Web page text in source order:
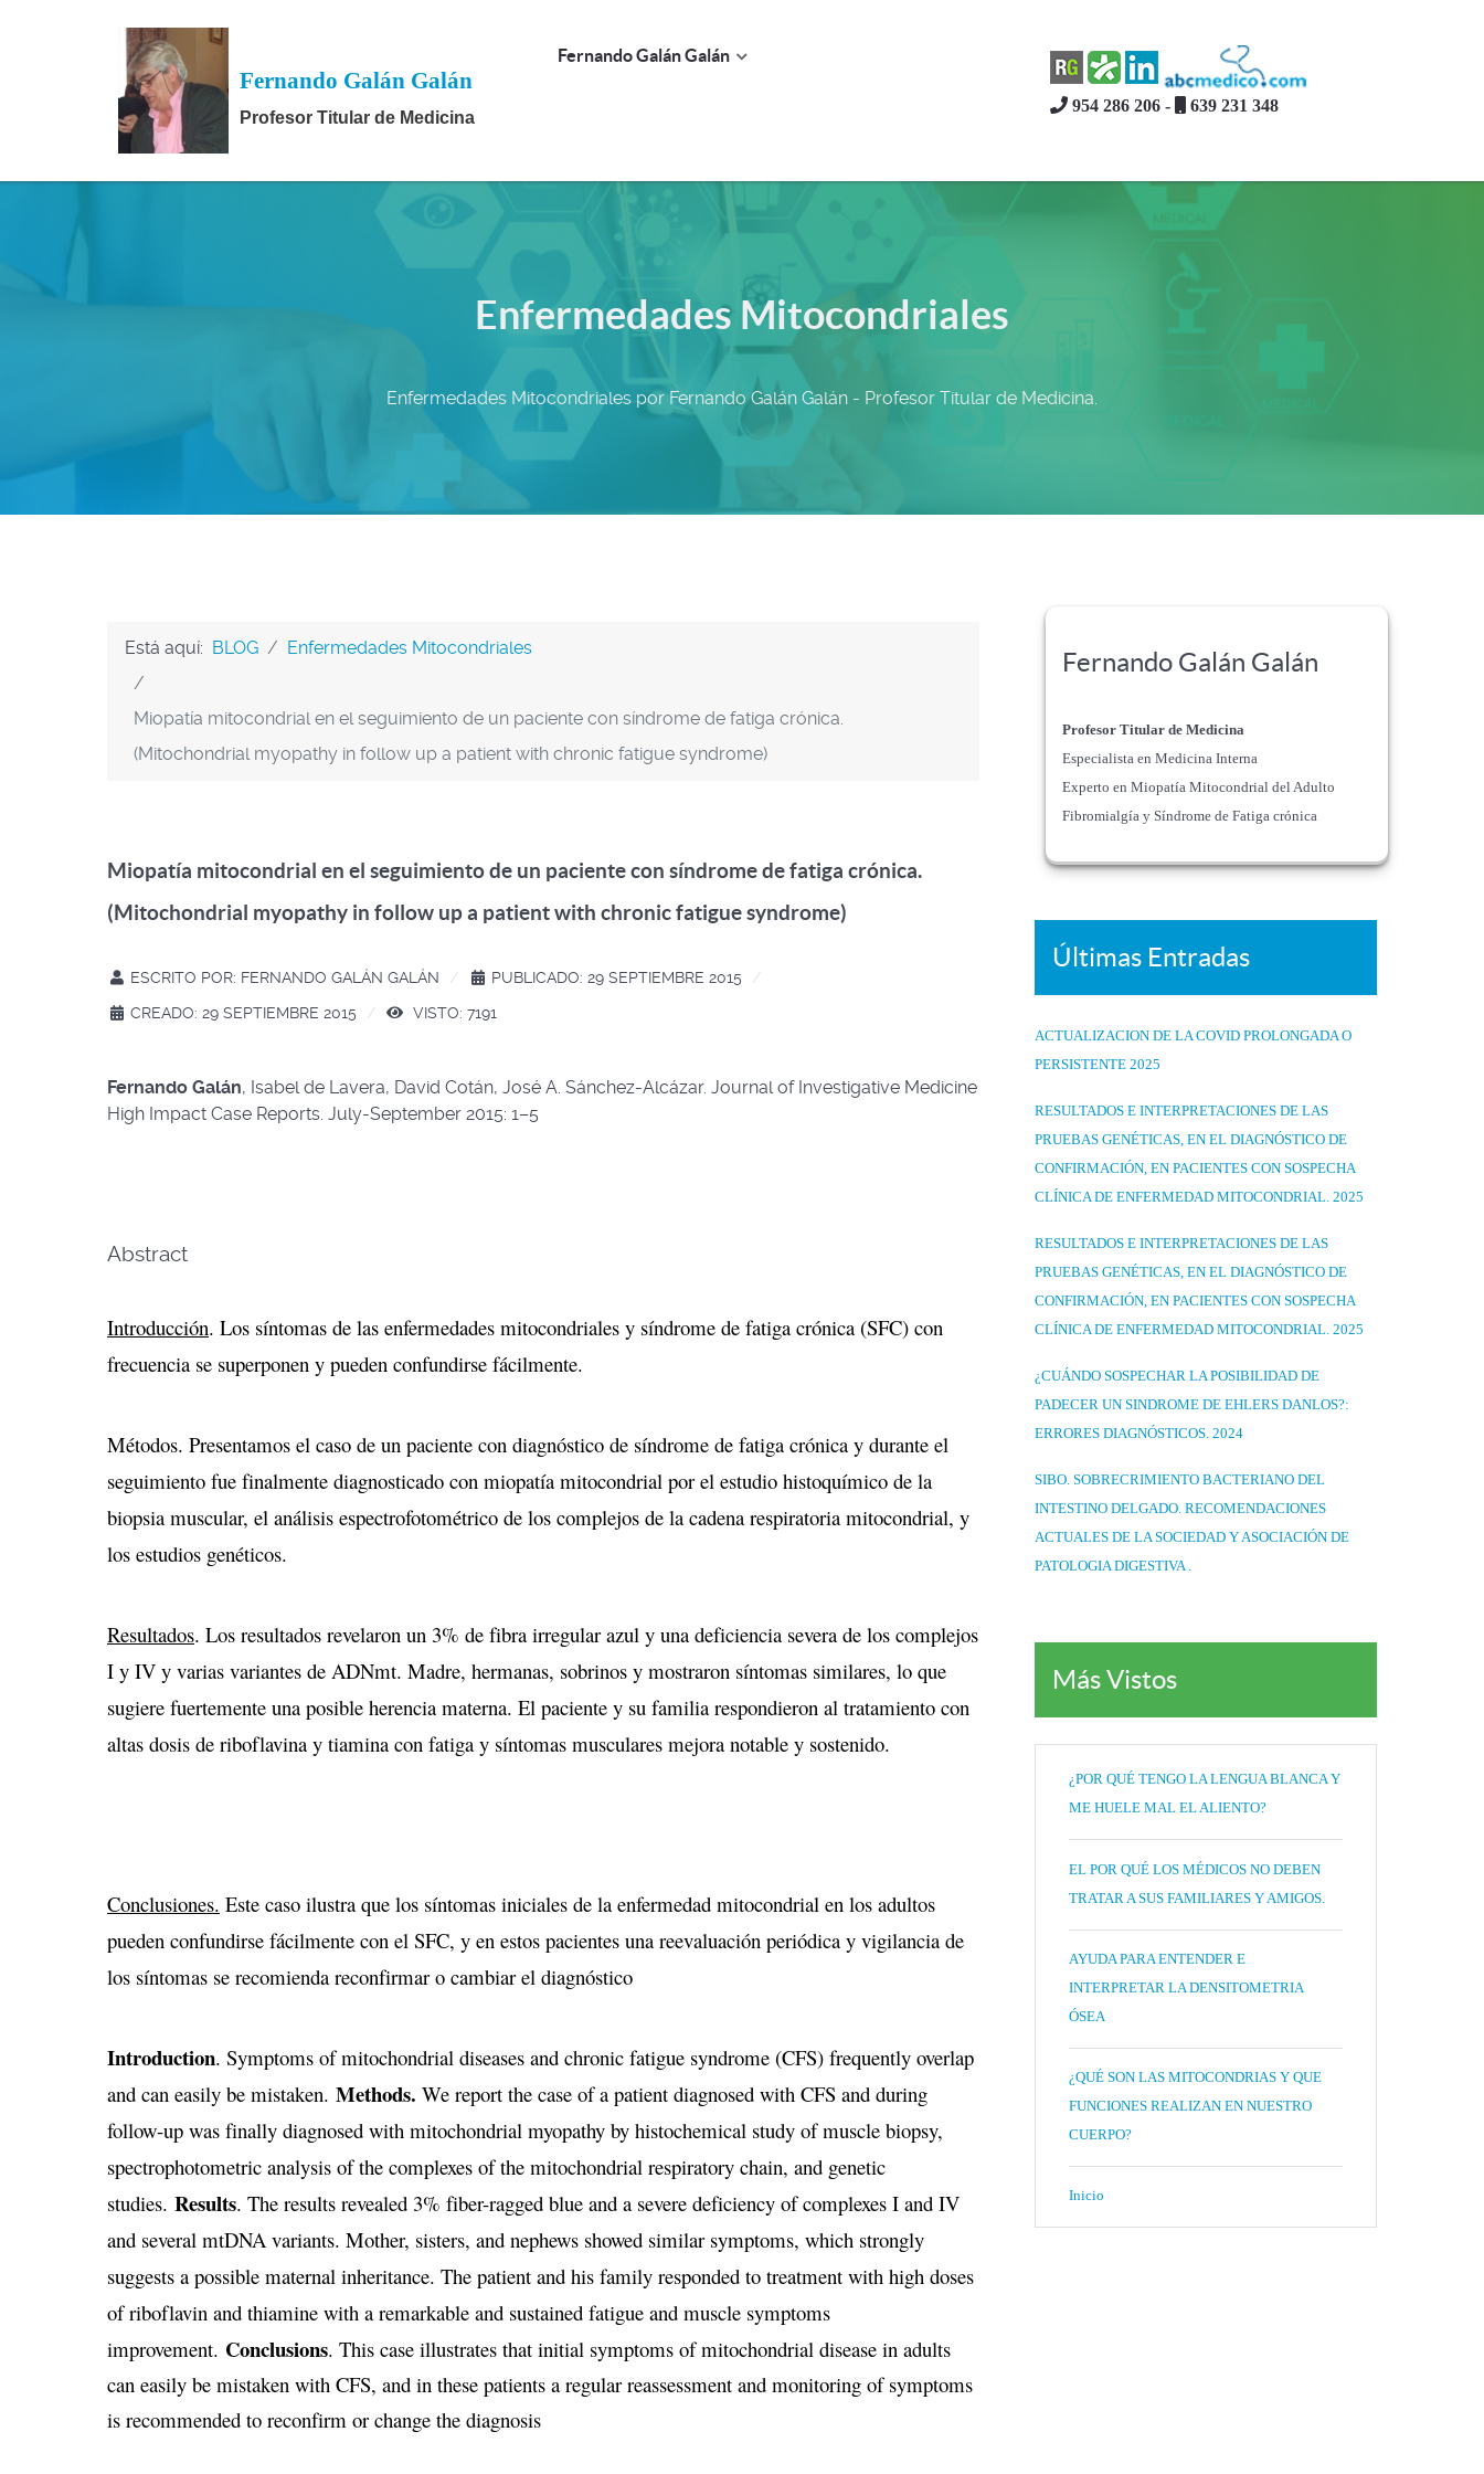
Fernando Galán Galán
Profesor Titular de Medicina
Fernando Galán Galán
954 286 206 - 639 231 348
Enfermedades Mitocondriales
Enfermedades Mitocondriales por Fernando Galán Galán - Profesor Titular de Medicina.
Está aquí: BLOG Enfermedades Mitocondriales
Miopatía mitocondrial en el seguimiento de un paciente con síndrome de fatiga crónica.
(Mitochondrial myopathy in follow up a patient with chronic fatigue syndrome)
Miopatía mitocondrial en el seguimiento de un paciente con síndrome de fatiga crónica.
(Mitochondrial myopathy in follow up a patient with chronic fatigue syndrome)
ESCRITO POR: FERNANDO GALÁN GALÁN
PUBLICADO: 29 SEPTIEMBRE 2015
CREADO: 29 SEPTIEMBRE 2015
VISTO: 7191
Fernando Galán, Isabel de Lavera, David Cotán, José A. Sánchez-Alcázar. Journal of Investigative Medicine
High Impact Case Reports. July-September 2015: 1–5
Abstract
Introducción. Los síntomas de las enfermedades mitocondriales y síndrome de fatiga crónica (SFC) con
frecuencia se superponen y pueden confundirse fácilmente.
Métodos. Presentamos el caso de un paciente con diagnóstico de síndrome de fatiga crónica y durante el
seguimiento fue finalmente diagnosticado con miopatía mitocondrial por el estudio histoquímico de la
biopsia muscular, el análisis espectrofotométrico de los complejos de la cadena respiratoria mitocondrial, y
los estudios genéticos.
Resultados. Los resultados revelaron un 3% de fibra irregular azul y una deficiencia severa de los complejos
I y IV y varias variantes de ADNmt. Madre, hermanas, sobrinos y mostraron síntomas similares, lo que
sugiere fuertemente una posible herencia materna. El paciente y su familia respondieron al tratamiento con
altas dosis de riboflavina y tiamina con fatiga y síntomas musculares mejora notable y sostenido.
Conclusiones. Este caso ilustra que los síntomas iniciales de la enfermedad mitocondrial en los adultos
pueden confundirse fácilmente con el SFC, y en estos pacientes una reevaluación periódica y vigilancia de
los síntomas se recomienda reconfirmar o cambiar el diagnóstico
Introduction. Symptoms of mitochondrial diseases and chronic fatigue syndrome (CFS) frequently overlap
and can easily be mistaken. Methods. We report the case of a patient diagnosed with CFS and during
follow-up was finally diagnosed with mitochondrial myopathy by histochemical study of muscle biopsy,
spectrophotometric analysis of the complexes of the mitochondrial respiratory chain, and genetic
studies. Results. The results revealed 3% fiber-ragged blue and a severe deficiency of complexes I and IV
and several mtDNA variants. Mother, sisters, and nephews showed similar symptoms, which strongly
suggests a possible maternal inheritance. The patient and his family responded to treatment with high doses
of riboflavin and thiamine with a remarkable and sustained fatigue and muscle symptoms
improvement. Conclusions. This case illustrates that initial symptoms of mitochondrial disease in adults
can easily be mistaken with CFS, and in these patients a regular reassessment and monitoring of symptoms
is recommended to reconfirm or change the diagnosis
Fernando Galán Galán
Profesor Titular de Medicina
Especialista en Medicina Interna
Experto en Miopatía Mitocondrial del Adulto
Fibromialgía y Síndrome de Fatiga crónica
Últimas Entradas
ACTUALIZACION DE LA COVID PROLONGADA O
PERSISTENTE 2025
RESULTADOS E INTERPRETACIONES DE LAS
PRUEBAS GENÉTICAS, EN EL DIAGNÓSTICO DE
CONFIRMACIÓN, EN PACIENTES CON SOSPECHA
CLÍNICA DE ENFERMEDAD MITOCONDRIAL. 2025
RESULTADOS E INTERPRETACIONES DE LAS
PRUEBAS GENÉTICAS, EN EL DIAGNÓSTICO DE
CONFIRMACIÓN, EN PACIENTES CON SOSPECHA
CLÍNICA DE ENFERMEDAD MITOCONDRIAL. 2025
¿CUÁNDO SOSPECHAR LA POSIBILIDAD DE
PADECER UN SINDROME DE EHLERS DANLOS?:
ERRORES DIAGNÓSTICOS. 2024
SIBO. SOBRECRIMIENTO BACTERIANO DEL
INTESTINO DELGADO. RECOMENDACIONES
ACTUALES DE LA SOCIEDAD Y ASOCIACIÓN DE
PATOLOGIA DIGESTIVA .
Más Vistos
¿POR QUÉ TENGO LA LENGUA BLANCA Y
ME HUELE MAL EL ALIENTO?
EL POR QUÉ LOS MÉDICOS NO DEBEN
TRATAR A SUS FAMILIARES Y AMIGOS.
AYUDA PARA ENTENDER E
INTERPRETAR LA DENSITOMETRIA
ÓSEA
¿QUÉ SON LAS MITOCONDRIAS Y QUE
FUNCIONES REALIZAN EN NUESTRO
CUERPO?
Inicio